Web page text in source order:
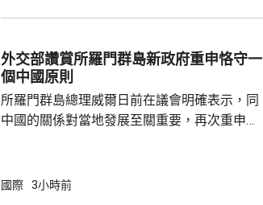
圖突破「無核三原則」，暴露出日本右翼勢力
日益膨脹的政治、軍事野心，是拿一億多日本
外交部讚賞所羅門群島新政府重申恪守一
個中國原則
所羅門群島總理威爾日前在議會明確表示，同
中國的關係對當地發展至關重要，再次重申所
個中國，台灣是中國領土不可分割的一部分，
國際 3小時前